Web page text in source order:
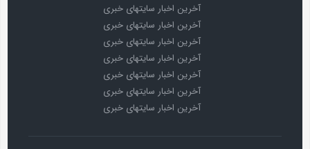
آخرین اخبار سایتهای خبری
آخرین اخبار سایتهای خبری
آخرین اخبار سایتهای خبری
آخرین اخبار سایتهای خبری
آخرین اخبار سایتهای خبری
آخرین اخبار سایتهای خبری
آخرین اخبار سایتهای خبری